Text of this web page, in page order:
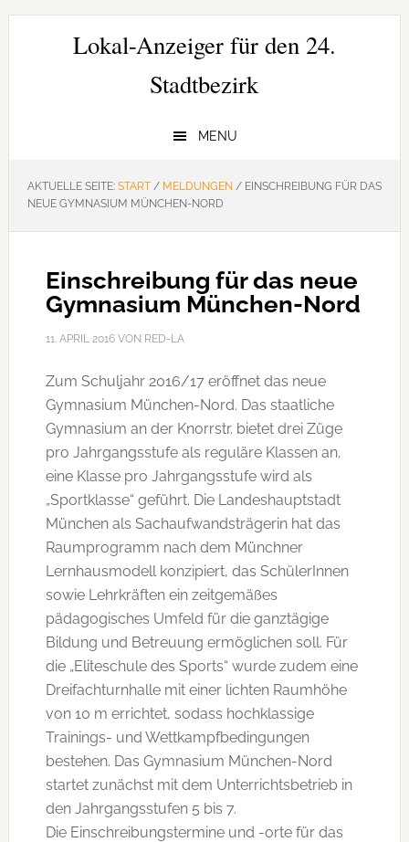
Zur
Hauptnavigation
Zum
Zur
SeitenspalteLokal-Anzeiger für den 24.
Stadtbezirk
MENU
AKTUELLE SEITE: START / MELDUNGEN /EINSCHREIBUNG FÜR DAS
NEUE GYMNASIUM MÜNCHEN-NORD
Einschreibung für das neue
Gymnasium München-Nord
11. APRIL 2016VON RED-LA
Zum Schuljahr 2016/17 eröffnet das neue
Gymnasium München-Nord. Das staatliche
Gymnasium an der Knorrstr. bietet drei Züge
pro Jahrgangsstufe als reguläre Klassen an,
eine Klasse pro Jahrgangsstufe wird als
„Sportklasse“ geführt. Die Landeshauptstadt
München als Sachaufwandsträgerin hat das
Raumprogramm nach dem Münchner
Lernhausmodell konzipiert, das SchülerInnen
sowie Lehrkräften ein zeitgemäßes
pädagogisches Umfeld für die ganztägige
Bildung und Betreuung ermöglichen soll. Für
die „Eliteschule des Sports“ wurde zudem eine
Dreifachturnhalle mit einer lichten Raumhöhe
von 10 m errichtet, sodass hochklassige
Trainings- und Wettkampfbedingungen
bestehen. Das Gymnasium München-Nord
startet zunächst mit dem Unterrichtsbetrieb in
den Jahrgangsstufen 5 bis 7.
Die Einschreibungstermine und -orte für das